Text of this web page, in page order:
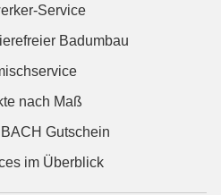
Service
Badumbau
nach Maß
Gutschein
im Überblick